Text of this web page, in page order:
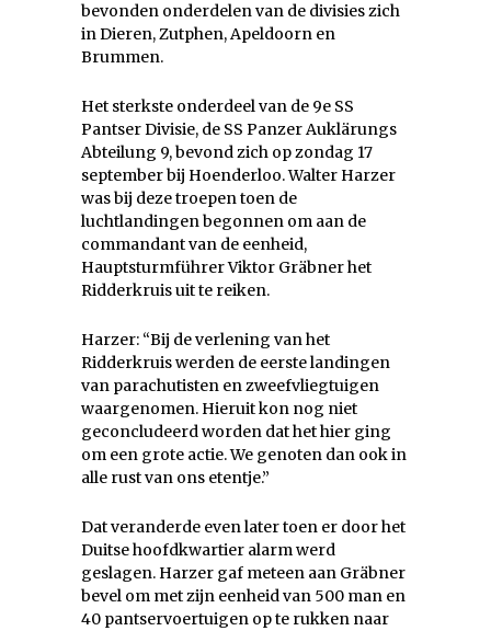
bevonden onderdelen van de divisies zich
in Dieren, Zutphen, Apeldoorn en
Brummen.
Het sterkste onderdeel van de 9e SS
Pantser Divisie, de SS Panzer Auklärungs
Abteilung 9, bevond zich op zondag 17
september bij Hoenderloo. Walter Harzer
was bij deze troepen toen de
luchtlandingen begonnen om aan de
commandant van de eenheid,
Hauptsturmführer Viktor Gräbner het
Ridderkruis uit te reiken.
Harzer: “Bij de verlening van het
Ridderkruis werden de eerste landingen
van parachutisten en zweefvliegtuigen
waargenomen. Hieruit kon nog niet
geconcludeerd worden dat het hier ging
om een grote actie. We genoten dan ook in
alle rust van ons etentje.”
Dat veranderde even later toen er door het
Duitse hoofdkwartier alarm werd
geslagen. Harzer gaf meteen aan Gräbner
bevel om met zijn eenheid van 500 man en
40 pantservoertuigen op te rukken naar